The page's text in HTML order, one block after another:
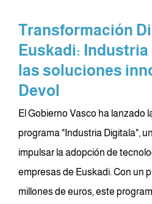
Transformación
Euskadi: Industria
las soluciones
Devol
El Gobierno Vasco ha lanzado
programa "Industria Digitala",
impulsar la adopción de
empresas de Euskadi. Con un
millones de euros, este